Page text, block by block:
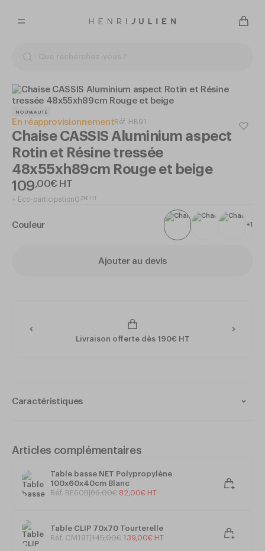
NOUVEAUTÉ
En réapprovisionnementRéf. HB91
Chaise CASSIS Aluminium aspect
Rotin et Résine tressée
48x55xh89cm Rouge et beige
109,00€ HT
+ Eco-participation0 74 € HT
Couleur +1
Ajouter au devis
Livraison offerte dès 190€ HT
Caractéristiques
Intérieur et extérieur
beige
Ligatures rouges
Patin antidérapant
Dimensions : 48 x 55 x h89 cm
Hauteur d'assise : 46 cm
Articles complémentaires
Table basse NET Polypropylène
100x60x40cm Blanc
Réf. BE60B 86,00€ 82,00€ HT
Table CLIP 70x70 Tourterelle
Réf. CM19T 145,00€ 139,00€ HT